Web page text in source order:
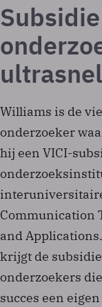
Williams is de
onderzoeker
hij een VICI-
Communication
and
krijgt de
onderzoekers
succes een